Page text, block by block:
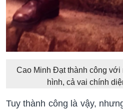
Cao Minh Đạt thành công với
hình, cả vai chính
Tuy thành công là vậy,